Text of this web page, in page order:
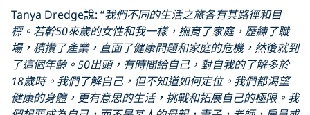
Tanya Dredge說: “我們不同的生活之旅各有其路徑和目
標。若幹50來歲的女性和我一樣，撫育了家庭，歷練了職
場，積攢了產業，直面了健康問題和家庭的危機，然後就到
了這個年齡。50出頭，有時間給自己，對自我的了解多於
18歲時。我們了解自己，但不知道如何定位。我們都渴望
健康的身體，更有意思的生活，挑戰和拓展自己的極限。我